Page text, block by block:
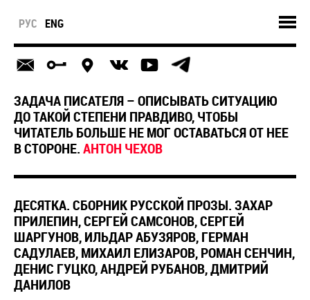
РУС ENG
ЗАДАЧА ПИСАТЕЛЯ – ОПИСЫВАТЬ СИТУАЦИЮ
ДО ТАКОЙ СТЕПЕНИ ПРАВДИВО, ЧТОБЫ
ЧИТАТЕЛЬ БОЛЬШЕ НЕ МОГ ОСТАВАТЬСЯ ОТ НЕЕ
В СТОРОНЕ.АНТОН ЧЕХОВ
ДЕСЯТКА. СБОРНИК РУССКОЙ ПРОЗЫ. ЗАХАР
ПРИЛЕПИН, СЕРГЕЙ САМСОНОВ, СЕРГЕЙ
ШАРГУНОВ, ИЛЬДАР АБУЗЯРОВ, ГЕРМАН
САДУЛАЕВ, МИХАИЛ ЕЛИЗАРОВ, РОМАН СЕНЧИН,
ДЕНИС ГУЦКО, АНДРЕЙ РУБАНОВ, ДМИТРИЙ
ДАНИЛОВ